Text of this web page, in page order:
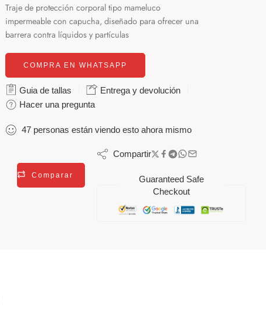
Traje de protección corporal tipo mameluco
impermeable con capucha, diseñado para ofrecer una
barrera contra líquidos y partículas
COMPRA EN WHATSAPP
Guia de tallas
Entrega y devolución
Hacer una pregunta
47 personas están viendo esto ahora mismo
Comparar
Compartir
Guaranteed Safe
Checkout